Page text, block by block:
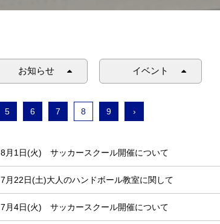
お知らせ イベント
5 6 7 8 9 ›
8月1日(火) サッカースクール開催について
7月22日(土)大人のハンドボール教室に関して
7月4日(火) サッカースクール開催について